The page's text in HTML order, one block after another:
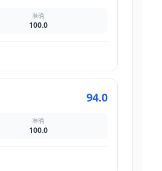
准确
100.0
94.0
准确
100.0